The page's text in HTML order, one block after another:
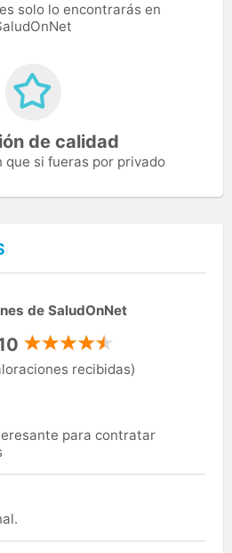
solo lo encontrarás en
de calidad
que si fueras por privado
de SaludOnNet
recibidas)
para contratar